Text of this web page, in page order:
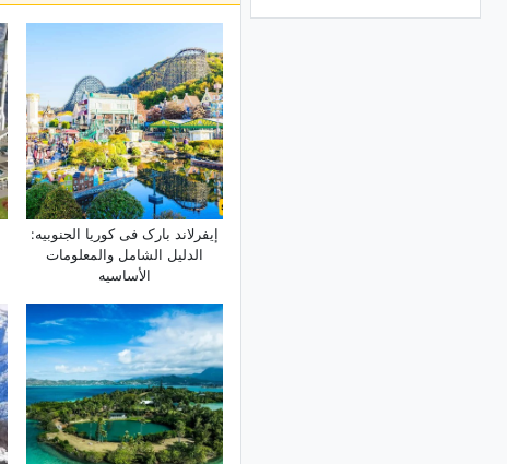
إیفرلاند بارک فی کوریا الجنوبیه:
الدلیل الشامل والمعلومات
الأساسیه